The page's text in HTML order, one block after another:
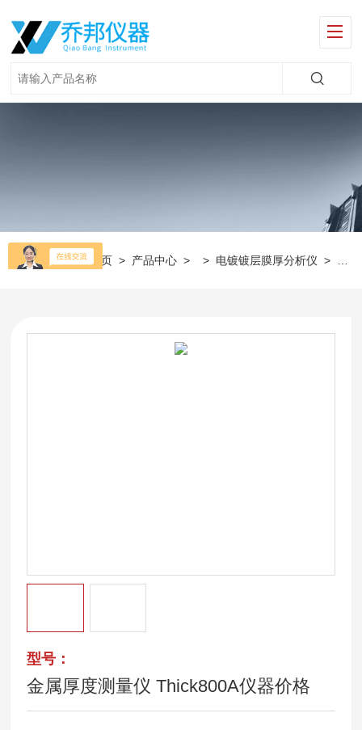
当前位置： 首页 > 产品中心 > > 电镀镀层膜厚分析仪 >
型号：
金属厚度测量仪 Thick800A仪器价格